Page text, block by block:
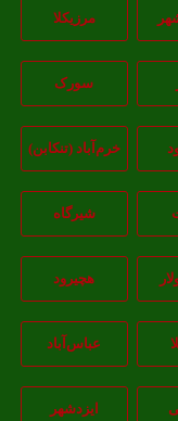
مرزیکلا
سورک
خرم‌آباد (تنکابن)
شیرگاه
هچیرود
عباس‌آباد
ایزدشهر